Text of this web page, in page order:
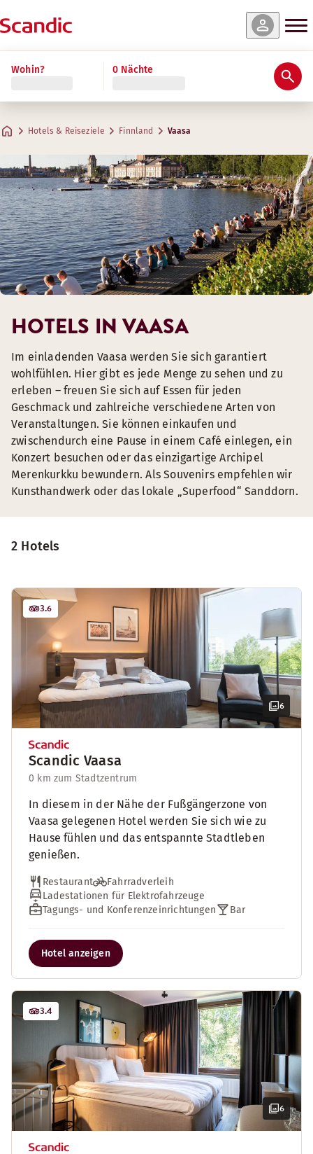
Wohin? 0 Nächte
Hotels & Reiseziele Finnland Vaasa
2 Hotels
6
3.6
Scandic Vaasa
0 km zum Stadtzentrum
In diesem in der Nähe der Fußgängerzone von
Vaasa gelegenen Hotel werden Sie sich wie zu
Hause fühlen und das entspannte Stadtleben
genießen.
Restaurant
Fahrradverleih
Ladestationen für Elektrofahrzeuge
Tagungs- und Konferenzeinrichtungen
Bar
Hotel anzeigen
6
3.4
HOTELS IN VAASA
Im einladenden Vaasa werden Sie sich garantiert
wohlfühlen. Hier gibt es jede Menge zu sehen und zu
erleben – freuen Sie sich auf Essen für jeden
Geschmack und zahlreiche verschiedene Arten von
Veranstaltungen. Sie können einkaufen und
zwischendurch eine Pause in einem Café einlegen, ein
Konzert besuchen oder das einzigartige Archipel
Merenkurkku bewundern. Als Souvenirs empfehlen wir
Kunsthandwerk oder das lokale „Superfood“ Sanddorn.